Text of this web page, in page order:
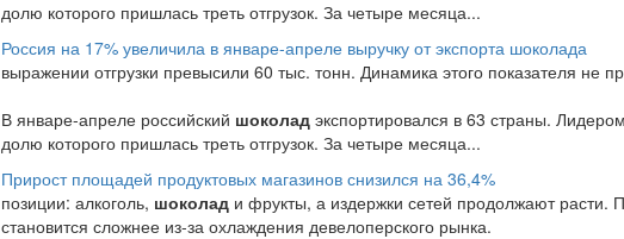
долю которого пришлась треть отгрузок. За четыре месяца...
Россия на 17% увеличила в январе-апреле выручку от экспорта шоколада
выражении отгрузки превысили 60 тыс. тонн. Динамика этого показателя не
В январе-апреле российский шоколад экспортировался в 63 страны.
долю которого пришлась треть отгрузок. За четыре месяца...
Прирост площадей продуктовых магазинов снизился на 36,4%
позиции: алкоголь, шоколад и фрукты, а издержки сетей продолжают
становится сложнее из-за охлаждения девелоперского рынка.